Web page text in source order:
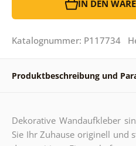
IN DEN
Katalognummer: P117734
Produktbeschreibung und
Dekorative Wandaufkleber
Sie Ihr Zuhause originell und